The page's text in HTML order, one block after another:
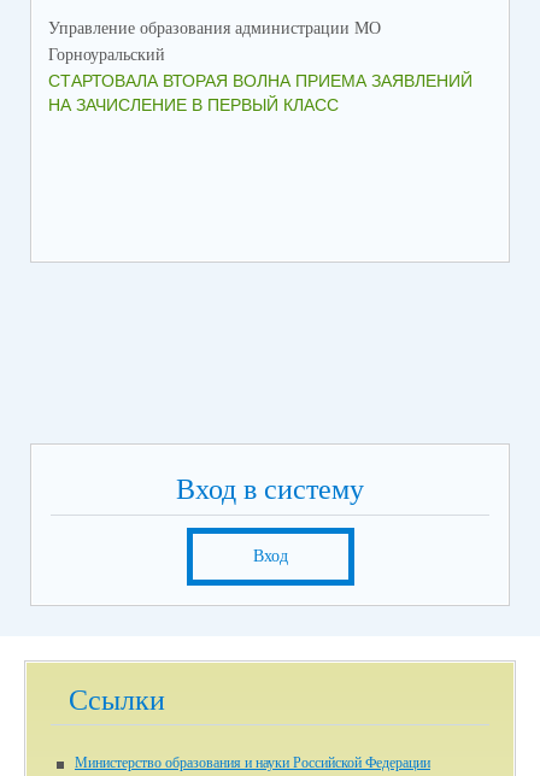
Управление образования администрации МО
Горноуральский
СТАРТОВАЛА ВТОРАЯ ВОЛНА ПРИЕМА ЗАЯВЛЕНИЙ
НА ЗАЧИСЛЕНИЕ В ПЕРВЫЙ КЛАСС
Вход в систему
Вход
Ссылки
Министерство образования и науки Российской Федерации